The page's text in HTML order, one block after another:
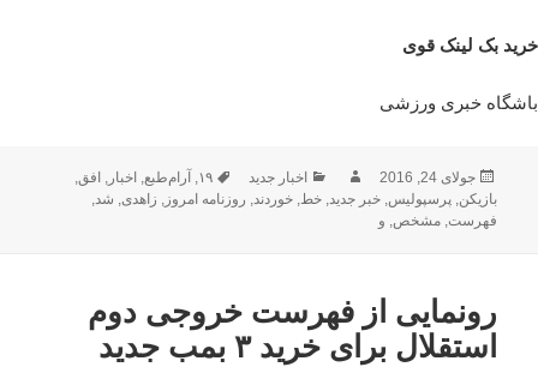
خرید بک لینک قوی
باشگاه خبری ورزشی
ارسال
شده
در
جولای 24, 2016 نویسندهدسته‌ها
اخبار جدید برچسب‌ها
۱۹, آرام‌طبع, اخبار, افق,
بازیکن,پرسپولیس,خبر جدید,خط,خوردند, روزنامه امروز, زاهدی, شد,
فهرست,مشخص, و
رونمایی از فهرست خروجی دوم
استقلال برای خرید ۳ بمب جدید